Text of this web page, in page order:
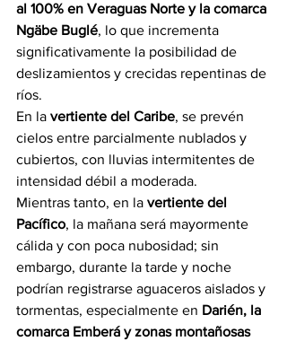
al 100% en Veraguas Norte y la comarca
Ngäbe Buglé, lo que incrementa
significativamente la posibilidad de
deslizamientos y crecidas repentinas de
ríos.
En la vertiente del Caribe, se prevén
cielos entre parcialmente nublados y
cubiertos, con lluvias intermitentes de
intensidad débil a moderada.
Mientras tanto, en la vertiente del
Pacífico, la mañana será mayormente
cálida y con poca nubosidad; sin
embargo, durante la tarde y noche
podrían registrarse aguaceros aislados y
tormentas, especialmente en Darién, la
comarca Emberá y zonas montañosas